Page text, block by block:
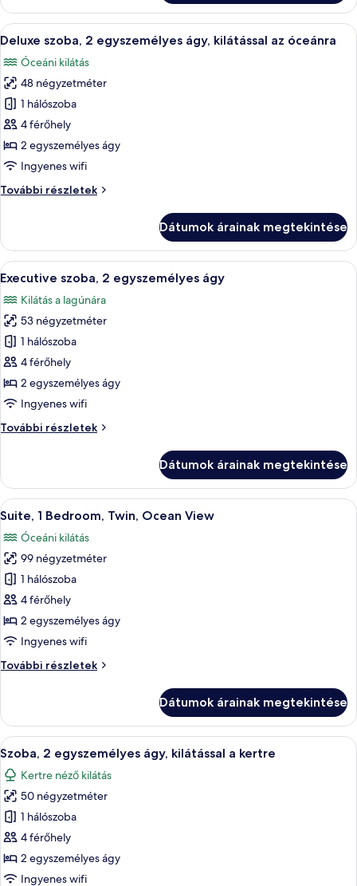
óceánra
kilátással
az
óceánra
részletei
A
következő
szoba
összes
képének
megtekintése:
Deluxe
szoba,
egyszemélyes
az
óceánra
Egy tágas szobával rendelkező
9
Deluxe szoba, 2 egyszemélyes ágy, kilátással az óceánra
Óceáni kilátás
48 négyzetméter
1 hálószoba
4 férőhely
2 egyszemélyes ágy
Ingyenes wifi
További részletek
Deluxe
ágy,
kilátással
az
további
részletei
Dátumok árainak megtekintése
A
következő
szoba
összes
képének
megtekintése:
Executive
szoba,
egyszemélyes
Egy szállodai szoba két ággyal,
11
Executive szoba, 2 egyszemélyes ágy
Kilátás a lagúnára
53 négyzetméter
1 hálószoba
4 férőhely
2 egyszemélyes ágy
Ingyenes wifi
További részletek
Executive
ágy
további
részletei
Dátumok árainak megtekintése
A
következő
szoba
összes
képének
megtekintése:
Suite,
1
Bedroom,
Twin,
Egy modern szállodai szoba,
11
Suite, 1 Bedroom, Twin, Ocean View
Óceáni kilátás
99 négyzetméter
1 hálószoba
4 férőhely
2 egyszemélyes ágy
Ingyenes wifi
További részletek
Suite,
Ocean
View
további
Dátumok árainak megtekintése
A
következő
szoba
összes
képének
megtekintése:
Szoba,
2
Egy szállodai szoba, amelyben egy
8
Szoba, 2 egyszemélyes ágy, kilátással a kertre
Kertre néző kilátás
50 négyzetméter
1 hálószoba
4 férőhely
2 egyszemélyes ágy
Ingyenes wifi